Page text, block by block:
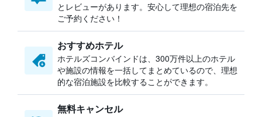
とレビューがあります。安心して理想の宿泊先を
ご予約ください！
おすすめホテル
ホテルズコンバインドは、300万件以上のホテル
や施設の情報を一括してまとめているので、理想
的な宿泊施設を比較することができます。
無料キャンセル